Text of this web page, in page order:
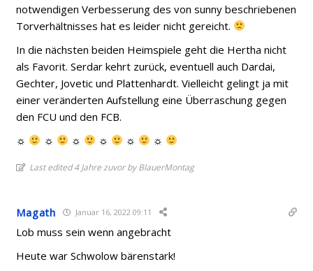
notwendigen Verbesserung des von sunny beschriebenen
Torverhältnisses hat es leider nicht gereicht.
In die nächsten beiden Heimspiele geht die Hertha nicht
als Favorit. Serdar kehrt zurück, eventuell auch Dardai,
Gechter, Jovetic und Plattenhardt. Vielleicht gelingt ja mit
einer veränderten Aufstellung eine Überraschung gegen
den FCU und den FCB.
☼
☼ ☼ ☼ ☼ ☼
Last edited 4 Jahre zuvor by BlauerMontag
Magath Januar 16, 2022 09:11
Lob muss sein wenn angebracht
Heute war Schwolow bärenstark!